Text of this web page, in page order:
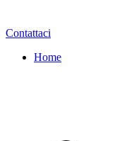
Contattaci
Home